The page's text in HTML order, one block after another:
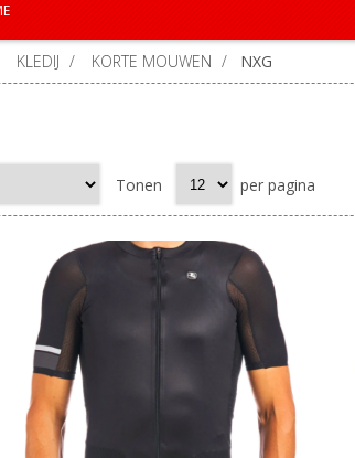
KLEDIJ / KORTE MOUWEN / NXG
Tonen per pagina